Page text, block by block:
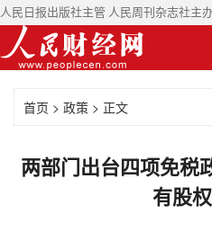
人民日报出版社主管 人民周刊杂志社主
首页 > 政策 > 正文
两部门出台四项免税
有股